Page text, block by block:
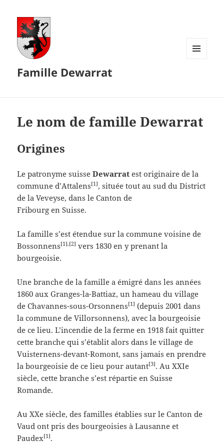
Famille Dewarrat
Le nom de famille Dewarrat
Origines
Le patronyme suisseDewarratest originaire de la
commune d’Attalens[1], située tout au sud du District
de la Veveyse, dans le Canton de
Fribourg en Suisse.
La famille s’est étendue sur la commune voisine de
Bossonnens[1],[2] vers 1830 en y prenant la
bourgeoisie.
Une branche de la famille a émigré dans les années
1860 aux Granges-la-Battiaz, un hameau du village
de Chavannes-sous-Orsonnens[1] (depuis 2001 dans
la commune de Villorsonnens), avec la bourgeoisie
de ce lieu. L’incendie de la ferme en 1918 fait quitter
cette branche qui s’établit alors dans le village de
Vuisternens-devant-Romont, sans jamais en prendre
la bourgeoisie de ce lieu pour autant[3]. Au XXIe
siècle, cette branche s’est répartie en Suisse
Romande.
Au XXe siècle, des familles établies sur le Canton de
Vaud ont pris des bourgeoisies à Lausanne et
Paudex[1].